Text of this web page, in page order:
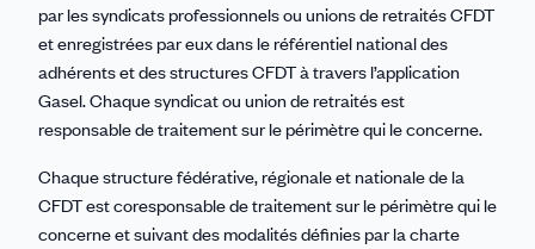
par les syndicats professionnels ou unions de retraités CFDT
et enregistrées par eux dans le référentiel national des
adhérents et des structures CFDT à travers l’application
Gasel. Chaque syndicat ou union de retraités est
responsable de traitement sur le périmètre qui le concerne.
Chaque structure fédérative, régionale et nationale de la
CFDT est coresponsable de traitement sur le périmètre qui le
concerne et suivant des modalités définies par la charte